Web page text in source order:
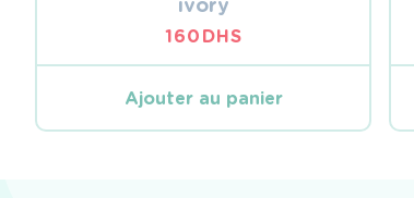
ivory
160 DHS
Ajouter au panier